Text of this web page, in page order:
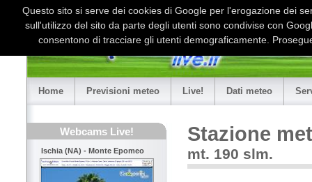
Home Previsioni meteo Live! Dati meteo
Webcams Live!
Ischia (NA) - Monte Epomeo
Stazione
mt. 190 slm.
Questo sito si serve dei cookies di Google per l'erogazione dei
sull'utilizzo del sito da parte degli utenti sono condivise con
consentono di tracciare gli utenti demograficamente.